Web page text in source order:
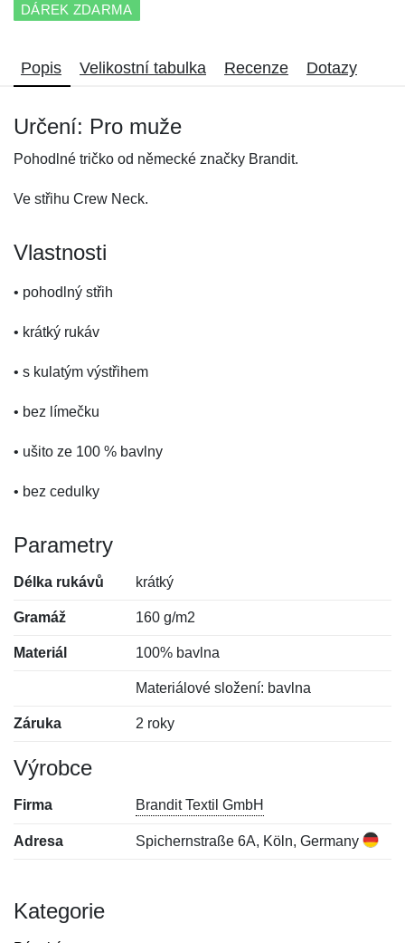
DÁREK ZDARMA
Popis Velikostní tabulka Recenze Dotazy
Určení: Pro muže
Pohodlné tričko od německé značky Brandit.
Ve střihu Crew Neck.
Vlastnosti
• pohodlný střih
• krátký rukáv
• s kulatým výstřihem
• bez límečku
• ušito ze 100 % bavlny
• bez cedulky
Parametry
Délka rukávů krátký
Gramáž 160 g/m2
Materiál 100% bavlna
Materiálové složení: bavlna
Záruka 2 roky
Výrobce
Firma Brandit Textil GmbH
Adresa Spichernstraße 6A, Köln, Germany
Kategorie